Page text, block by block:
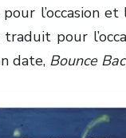
l’occasion
pour
date, Bounce